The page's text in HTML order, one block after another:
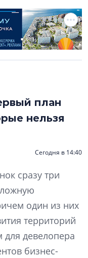
план
нельзя
Сегодня в 14:40
сразу три
один из них
территорий
для девелопера
бизнес-